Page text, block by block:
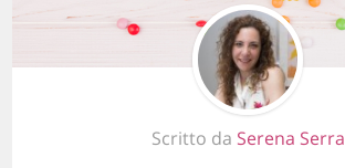
Scritto da Serena Serra